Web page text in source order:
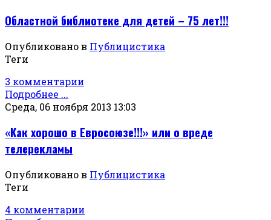
Областной библиотеке для детей – 75 лет!!!
Опубликовано в Публицистика
Теги
3 комментарии
Подробнее ...
Среда, 06 ноября 2013 13:03
«Как хорошо в Евросоюзе!!!» или о вреде
телерекламы
Опубликовано в Публицистика
Теги
4 комментарии